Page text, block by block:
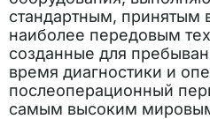
стандартным, принятым
наиболее передовым
созданные для
время диагностики и
послеоперационный
самым высоким